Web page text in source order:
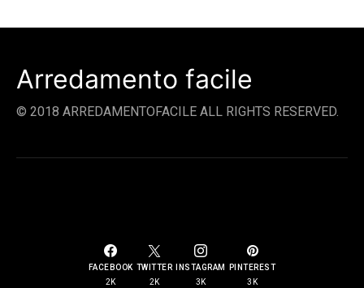
Arredamento facile
© 2018 ARREDAMENTOFACILE ALL RIGHTS RESERVED.
FACEBOOK
2K
TWITTER
2K
INSTAGRAM
3K
PINTEREST
3K